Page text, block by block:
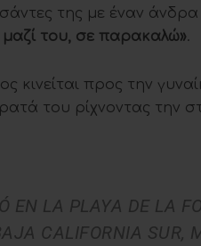
της με έναν
μαζί του, σε παρακαλώ».
κινείται προς την
του ρίχνοντας την
EN LA PLAYA DE LA
CALIFORNIA SUR,